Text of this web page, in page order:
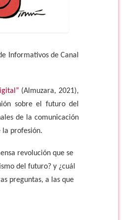
Informativos de Canal
(Almuzara, 2021),
sobre el futuro del
de la comunicación
la profesión.
revolución que se
del futuro? y ¿cuál
preguntas, a las que